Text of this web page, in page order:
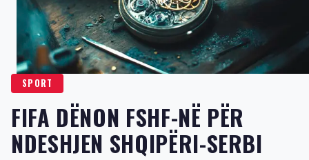
SPORT
FIFA DËNON FSHF-NË PËR
NDESHJEN SHQIPËRI-SERBI